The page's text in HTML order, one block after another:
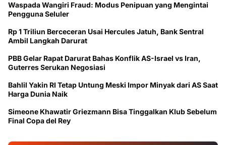
Waspada Wangiri Fraud: Modus Penipuan yang Mengintai
Pengguna Seluler
Rp 1 Triliun Berceceran Usai Hercules Jatuh, Bank Sentral
Ambil Langkah Darurat
PBB Gelar Rapat Darurat Bahas Konflik AS-Israel vs Iran,
Guterres Serukan Negosiasi
Bahlil Yakin RI Tetap Untung Meski Impor Minyak dari AS Saat
Harga Dunia Naik
Simeone Khawatir Griezmann Bisa Tinggalkan Klub Sebelum
Final Copa del Rey